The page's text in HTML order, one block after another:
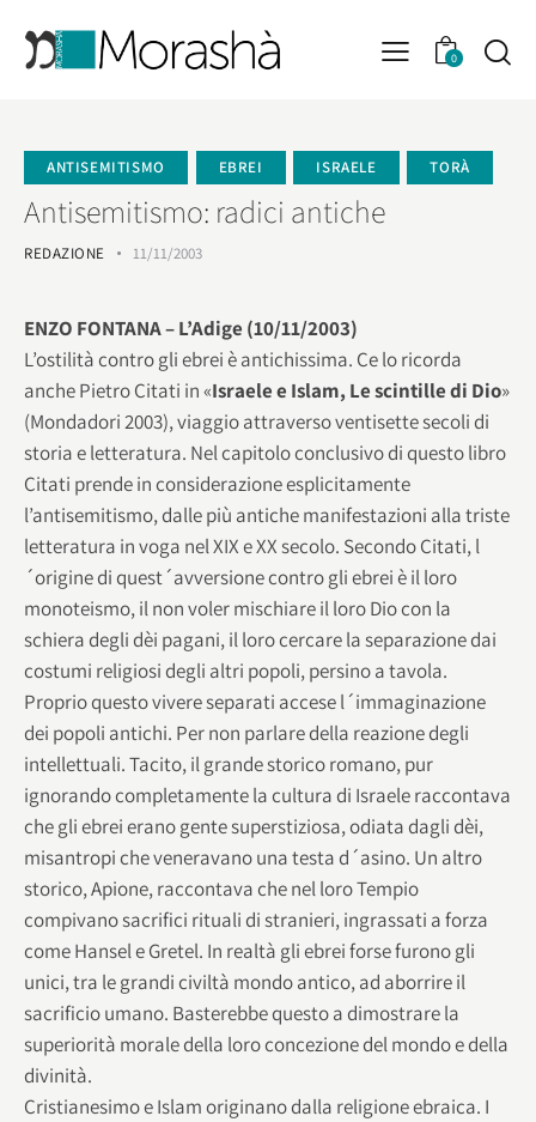
0
ANTISEMITISMO EBREI ISRAELE TORÀ
Antisemitismo: radici antiche
REDAZIONE 11/11/2003
ENZO FONTANA – L’Adige (10/11/2003)
L’ostilità contro gli ebrei è antichissima. Ce lo ricorda
anche Pietro Citati in «Israele e Islam, Le scintille di Dio»
(Mondadori 2003), viaggio attraverso ventisette secoli di
storia e letteratura. Nel capitolo conclusivo di questo libro
Citati prende in considerazione esplicitamente
l’antisemitismo, dalle più antiche manifestazioni alla triste
letteratura in voga nel XIX e XX secolo. Secondo Citati, l
´origine di quest´avversione contro gli ebrei è il loro
monoteismo, il non voler mischiare il loro Dio con la
schiera degli dèi pagani, il loro cercare la separazione dai
costumi religiosi degli altri popoli, persino a tavola.
Proprio questo vivere separati accese l´immaginazione
dei popoli antichi. Per non parlare della reazione degli
intellettuali. Tacito, il grande storico romano, pur
ignorando completamente la cultura di Israele raccontava
che gli ebrei erano gente superstiziosa, odiata dagli dèi,
misantropi che veneravano una testa d´asino. Un altro
storico, Apione, raccontava che nel loro Tempio
compivano sacrifici rituali di stranieri, ingrassati a forza
come Hansel e Gretel. In realtà gli ebrei forse furono gli
unici, tra le grandi civiltà mondo antico, ad aborrire il
sacrificio umano. Basterebbe questo a dimostrare la
superiorità morale della loro concezione del mondo e della
divinità.
Cristianesimo e Islam originano dalla religione ebraica. I